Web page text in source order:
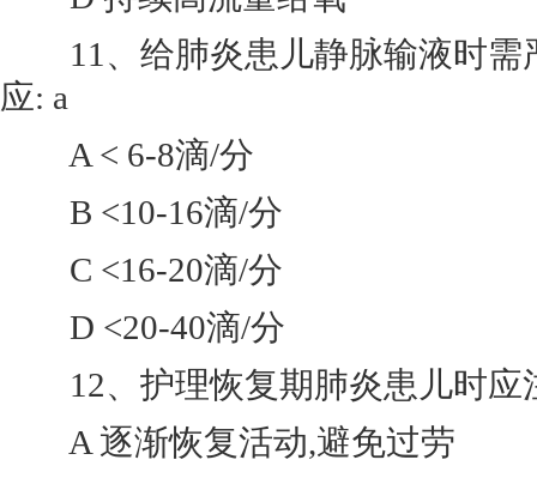
11、给肺炎患儿静脉输液时需
应: a
A < 6-8滴/分
B <10-16滴/分
C <16-20滴/分
D <20-40滴/分
12、护理恢复期肺炎患儿时应
A 逐渐恢复活动,避免过劳